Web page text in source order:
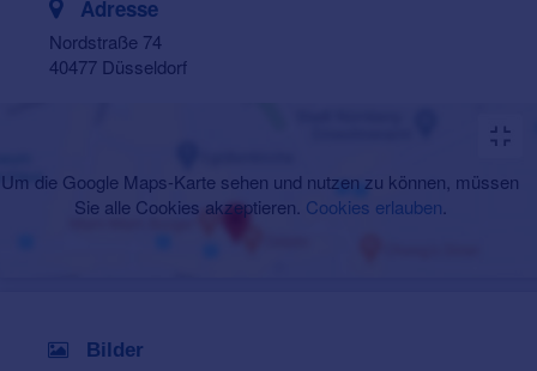
Adresse
Nordstraße 74
40477 Düsseldorf
Um die Google Maps-Karte sehen und nutzen zu können, müssen
Sie alle Cookies akzeptieren. Cookies erlauben
Bilder